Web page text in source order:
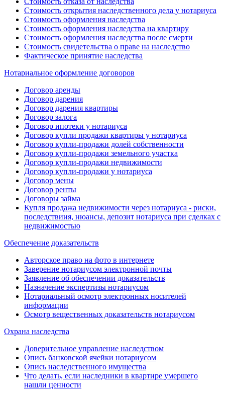
Стоимость открытия наследственного дела у нотариуса
Стоимость оформления наследства
Стоимость оформления наследства на квартиру
Стоимость оформления наследства после смерти
Стоимость свидетельства о праве на наследство
Фактическое принятие наследства
Нотариальное оформление договоров
Договор аренды
Договор дарения
Договор дарения квартиры
Договор залога
Договор ипотеки у нотариуса
Договор купли продажи квартиры у нотариуса
Договор купли-продажи долей собственности
Договор купли-продажи земельного участка
Договор купли-продажи недвижимости
Договор купли-продажи у нотариуса
Договор мены
Договор ренты
Договоры займа
Купля продажа недвижимости через нотариуса - риски,
последствиия, нюансы, депозит нотариуса при сделках с
недвижимостью
Обеспечение доказательств
Авторское право на фото в интернете
Заверение нотариусом электронной почты
Заявление об обеспечении доказательств
Назначение экспертизы нотариусом
Нотариальный осмотр электронных носителей
информации
Осмотр вещественных доказательств нотариусом
Охрана наследства
Доверительное управление наследством
Опись банковской ячейки нотариусом
Опись наследственного имущества
Что делать, если наследники в квартире умершего
нашли ценности